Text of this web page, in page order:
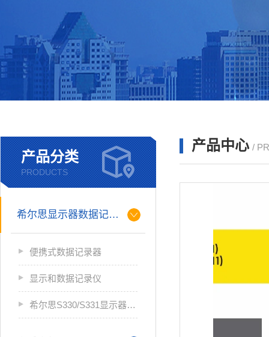
产品分类
PRODUCTS
希尔思显示器数据记录仪
便携式数据记录器
显示和数据记录仪
希尔思S330/S331显示器数据记录仪
产品中心 /